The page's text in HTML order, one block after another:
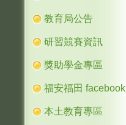
教育局公告
研習競賽資訊
獎助學金專區
福安福田 facebook
本土教育專區